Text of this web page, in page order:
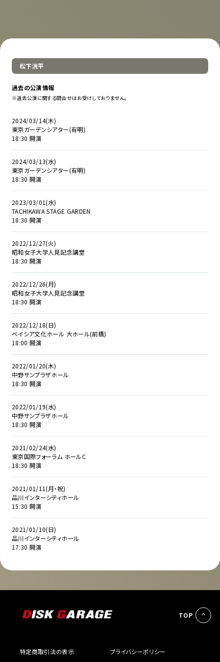
松下洸平
過去の公演情報
※過去公演に関する問合せはお受けしておりません。
2024/03/14(木)
東京ガーデンシアター(有明)
18:30 開演
2024/03/13(水)
東京ガーデンシアター(有明)
18:30 開演
2023/03/01(水)
TACHIKAWA STAGE GARDEN
18:30 開演
2022/12/27(火)
昭和女子大学人見記念講堂
18:30 開演
2022/12/26(月)
昭和女子大学人見記念講堂
18:30 開演
2022/12/18(日)
ベイシア文化ホール 大ホール(前橋)
18:00 開演
2022/01/20(木)
中野サンプラザホール
18:30 開演
2022/01/19(水)
中野サンプラザホール
18:30 開演
2021/02/24(水)
東京国際フォーラム ホールC
18:30 開演
2021/01/11(月・祝)
品川インターシティホール
15:30 開演
2021/01/10(日)
品川インターシティホール
17:30 開演
TOP
特定商取引法の表示 プライバシーポリシー